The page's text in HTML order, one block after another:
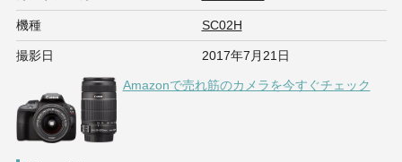
機種 SC02H
撮影日 2017年7月21日
Amazonで売れ筋のカメラを今すぐチェック